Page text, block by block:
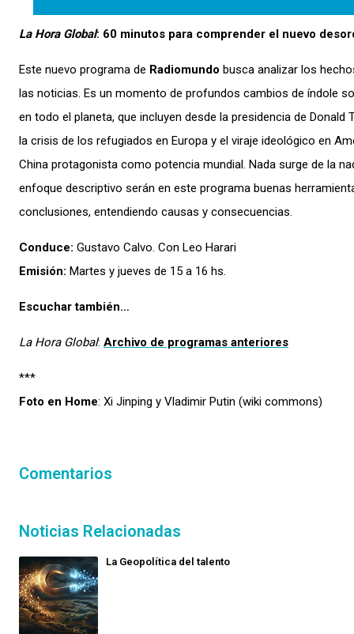
La Hora Global: 60 minutos para comprender el nuevo
Este nuevo programa de Radiomundo busca analizar los
las noticias. Es un momento de profundos cambios de índole
en todo el planeta, que incluyen desde la presidencia de Donald
la crisis de los refugiados en Europa y el viraje ideológico en
China protagonista como potencia mundial. Nada surge de la
enfoque descriptivo serán en este programa buenas
conclusiones, entendiendo causas y consecuencias.
Conduce: Gustavo Calvo. Con Leo Harari
Emisión: Martes y jueves de 15 a 16 hs.
Escuchar también…
La Hora Global: Archivo de programas anteriores
***
Foto en Home: Xi Jinping y Vladimir Putin (wiki commons)
Comentarios
Noticias Relacionadas
La Geopolítica del talento